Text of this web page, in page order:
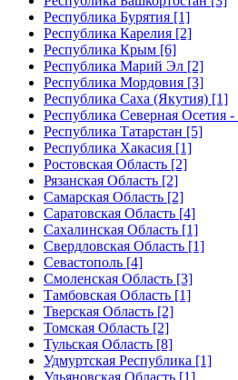
Республика Бурятия [1]
Республика Карелия [2]
Республика Крым [6]
Республика Марий Эл [2]
Республика Мордовия [3]
Республика Саха (Якутия) [1]
Республика Северная Осетия
Республика Татарстан [5]
Республика Хакасия [1]
Ростовская Область [2]
Рязанская Область [2]
Самарская Область [2]
Саратовская Область [4]
Сахалинская Область [1]
Свердловская Область [1]
Севастополь [4]
Смоленская Область [3]
Тамбовская Область [1]
Тверская Область [2]
Томская Область [2]
Тульская Область [8]
Удмуртская Республика [1]
Ульяновская Область [1]